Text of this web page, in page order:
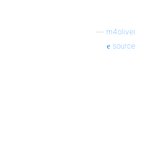
m4olivei
source